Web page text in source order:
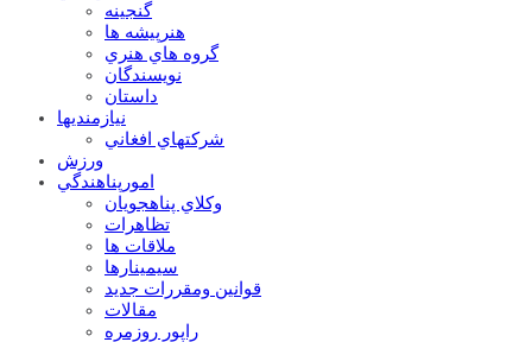
گنجينه
هنرپيشه ها
گروه هاي هنري
نويسندگان
داستان
نيازمنديها
شرکتهاي افغاني
ورزش
امورپناهندگي
وکلاي پناهجويان
تظاهرات
ملاقات ها
سيمينارها
قوانين ومقررات جديد
مقالات
راپور روزمره